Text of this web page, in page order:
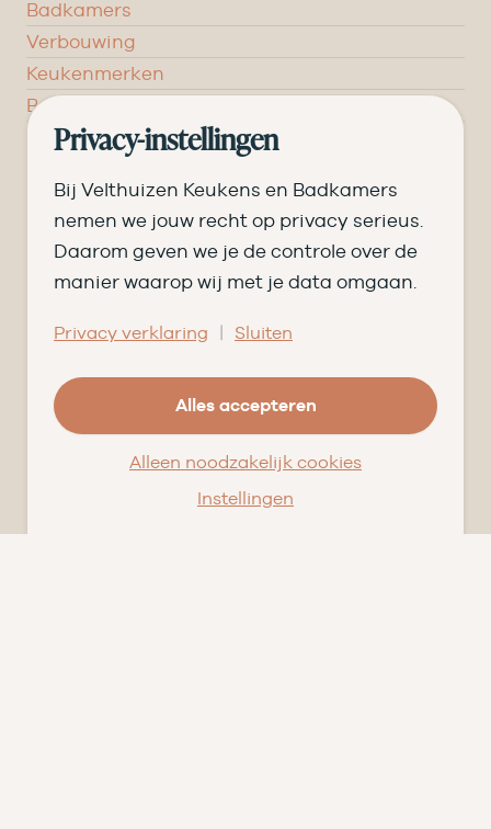
Badkamers
Verbouwing
Keukenmerken
Badkamermerken
Inspiratie
Verken jouw keuken
Stel jouw keuken samen
Begroot jouw badkamer
Ontvang het magazine
Ons verhaal
Geschiedenis
Team
Privacy-instellingen
Bij Velthuizen Keukens en Badkamers
nemen we jouw recht op privacy serieus.
Daarom geven we je de controle over de
manier waarop wij met je data omgaan.
Privacy verklaring | Sluiten
Alles accepteren
Alleen noodzakelijk cookies
Instellingen